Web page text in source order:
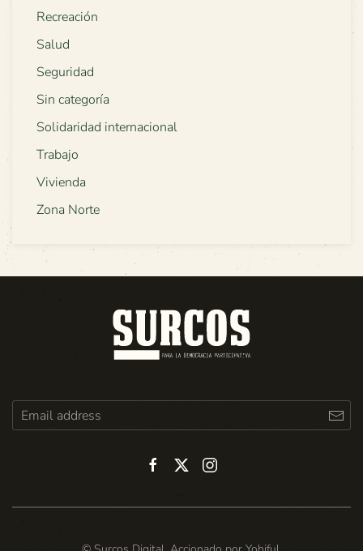
Recreación
Salud
Seguridad
Sin categoría
Solidaridad internacional
Trabajo
Vivienda
Zona Norte